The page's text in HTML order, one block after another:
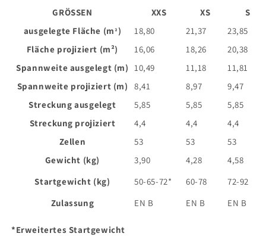
GRÖSSEN XXS XS
S
ausgelegte Fläche (m² ) 18,80 21,37
23,85
Fläche projiziert (m²)
16,06 18,26
20,38
Spannweite ausgelegt (m) 10,49 11,18
11,81
Spannweite projiziert (m)
8,41 8,97
9,47
Streckung ausgelegt
5,85 5,85
5,85
Streckung projiziert
4,4 4,4
4,4
Zellen
53 53
53
Gewicht (kg)
3,90 4,28
4,58
Startgewicht (kg)
50-65-72* 60-78
72-92
Zulassung
EN B EN B EN B
*Erweitertes Startgewicht